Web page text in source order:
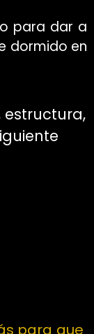
para dar a
dormido en
estructura,